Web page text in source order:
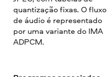
quantização fixas. O fluxo
de áudio é representado
por uma variante do IMA
ADPCM.